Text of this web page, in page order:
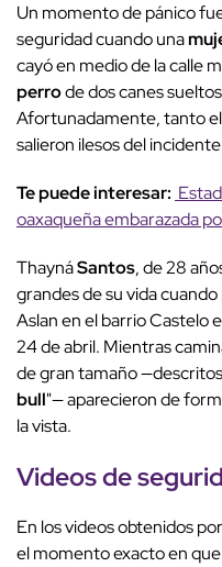
Un momento de pánico
seguridad cuando una
cayó en medio de la calle
perrode dos canes
Afortunadamente, tanto
salieron ilesos del
Te puede interesar:
oaxaqueña embarazada
ThaynáSantos, de 28
grandes de su vida
Aslan en el barrio Castelo
24 de abril. Mientras
de gran tamaño
bull"— aparecieron de
la vista.
Videos de
En los videos obtenidos
el momento exacto en